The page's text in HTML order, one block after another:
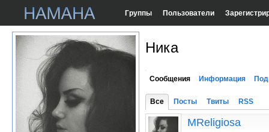
Группы Пользователи
Ника
Сообщения Информация
Все Посты Твиты RSS
MReligiosa